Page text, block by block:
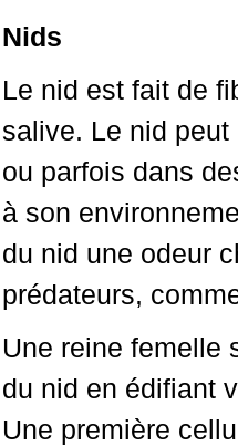
Nids
Le nid est fait de
salive. Le nid
ou parfois dans
à son
du nid une odeur
prédateurs,
Une reine femelle
du nid en édifiant
Une première